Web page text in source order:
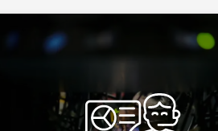
EndPointGuard: Seguridad
Un proveedor nacional de
desplegó la instalación y administración de